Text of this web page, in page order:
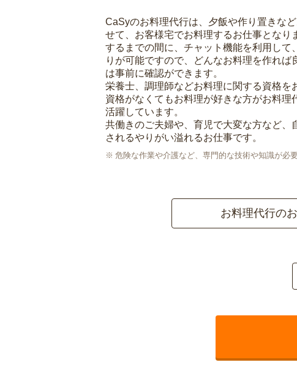
CaSyのお料理代行は、夕飯や作り置きな
せて、お客様宅でお料理するお仕事となり
するまでの間に、チャット機能を利用して
りが可能ですので、どんなお料理を作れば
は事前に確認ができます。
栄養士、調理師などお料理に関する資格を
資格がなくてもお料理が好きな方がお料理
活躍しています。
共働きのご夫婦や、育児で大変な方など、
されるやりがい溢れるお仕事です。
危険な作業や介護など、専門的な技術や知識が必
お料理代行の